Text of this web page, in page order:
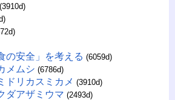
(3910d)
の安全」を考える (6059d)
メムシ (6786d)
ドリカスミカメ (3910d)
ダアザミウマ (2493d)